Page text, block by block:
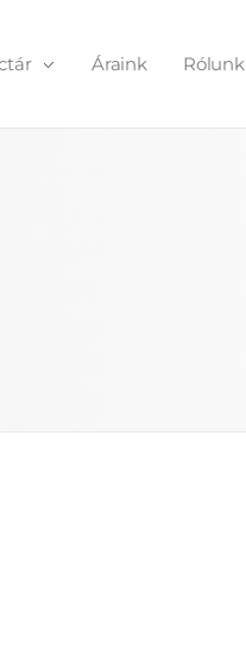
Áraink Rólunk